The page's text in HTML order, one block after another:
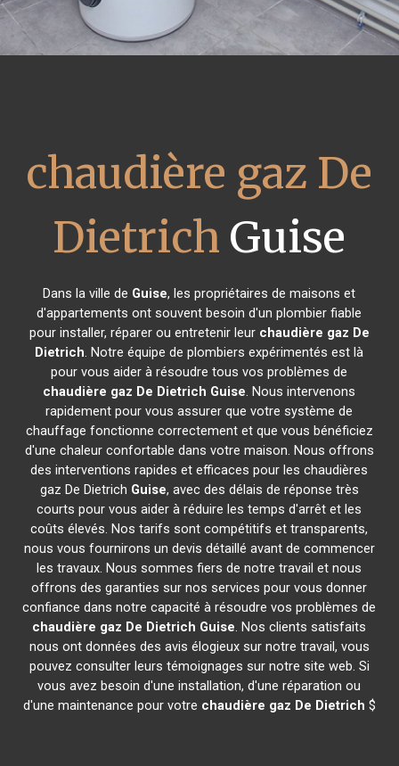
chaudière gaz De
Dietrich Guise
Dans la ville de Guise, les propriétaires de maisons et
d'appartements ont souvent besoin d'un plombier fiable
pour installer, réparer ou entretenir leur chaudière gaz De
Dietrich. Notre équipe de plombiers expérimentés est là
pour vous aider à résoudre tous vos problèmes de
chaudière gaz De Dietrich Guise. Nous intervenons
rapidement pour vous assurer que votre système de
chauffage fonctionne correctement et que vous bénéficiez
d'une chaleur confortable dans votre maison. Nous offrons
des interventions rapides et efficaces pour les chaudières
gaz De Dietrich Guise, avec des délais de réponse très
courts pour vous aider à réduire les temps d'arrêt et les
coûts élevés. Nos tarifs sont compétitifs et transparents,
nous vous fournirons un devis détaillé avant de commencer
les travaux. Nous sommes fiers de notre travail et nous
offrons des garanties sur nos services pour vous donner
confiance dans notre capacité à résoudre vos problèmes de
chaudière gaz De Dietrich Guise. Nos clients satisfaits
nous ont données des avis élogieux sur notre travail, vous
pouvez consulter leurs témoignages sur notre site web. Si
vous avez besoin d'une installation, d'une réparation ou
d'une maintenance pour votre chaudière gaz De Dietrich $